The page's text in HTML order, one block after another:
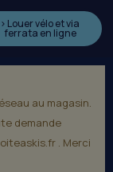
> Louer vélo et via
ferrata en ligne
au magasin.
demande
. Merci